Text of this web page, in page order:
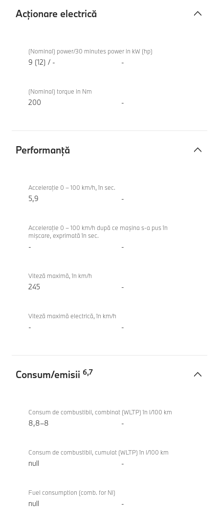
Acţionare electrică
electrică
xDrive40d
(Nominal) power/30 minutes power in kW (hp)
9 (12) / - -
(Nominal) torque in Nm
200 -
Performanţă
xDrive40d
Acceleraţie 0 – 100 km/h, în sec.
5,9 -
Acceleraţie 0 – 100 km/h după ce maşina s-a pus în
mişcare, exprimată în sec.
- -
Viteză maximă, în km/h
245 -
Viteză maximă electrică, în km/h
- -
Consum/emisii 6,7
xDrive40d
Consum de combustibil, combinat (WLTP) în l/100 km
8,8–8 -
Consum de combustibil, cumulat (WLTP) în l/100 km
null -
Fuel consumption (comb. for NI)
null -